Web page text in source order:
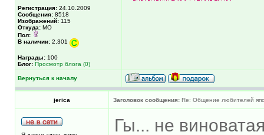
Регистрация: 24.10.2009
Сообщения: 8518
Изображений: 115
Откуда: МО
Пол:
В наличии: 2,301
Награды: 100
Блог: Просмотр блога (0)
Вернуться к началу
jerica Заголовок сообщения: Re: Общение любителей
Гы... не